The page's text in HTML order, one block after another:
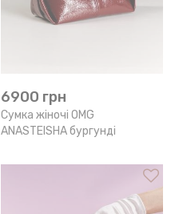
6900 грн
Сумка жіночі OMG
ANASTEISHA бургунді